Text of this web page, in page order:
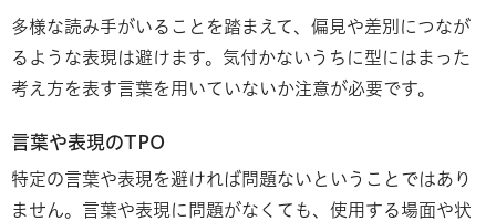
多様な読み手がいることを踏まえて、偏見や差別につなが
るような表現は避けます。気付かないうちに型にはまった
考え方を表す言葉を用いていないか注意が必要です。
言葉や表現のTPO
特定の言葉や表現を避ければ問題ないということではあり
ません。言葉や表現に問題がなくても、使用する場面や状